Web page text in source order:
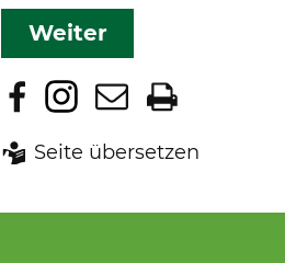
Weiter
Seite übersetzen